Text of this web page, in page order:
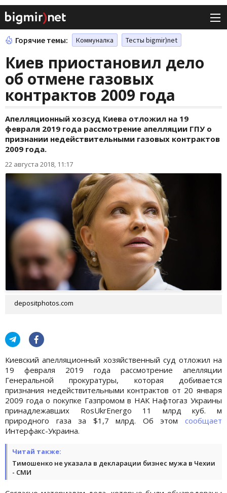
Горячие темы: Коммуналка Тесты bigmir)net
Киев приостановил дело
об отмене газовых
контрактов 2009 года
Апелляционный хозсуд Киева отложил на 19
февраля 2019 года рассмотрение апелляции ГПУ о
признании недействительными газовых контрактов
2009 года.
22 августа 2018, 11:17
depositphotos.com
Киевский апелляционный хозяйственный суд отложил на
19 февраля 2019 года рассмотрение апелляции
Генеральной прокуратуры, которая добивается
признания недействительными контрактов от 20 января
2009 года о покупке Газпромом в НАК Нафтогаз Украины
принадлежавших RosUkrEnergo 11 млрд куб. м
природного газа за $1,7 млрд. Об этом сообщает
Интерфакс-Украина.
Читай также:
Тимошенко не указала в декларации бизнес мужа в Чехии
- СМИ